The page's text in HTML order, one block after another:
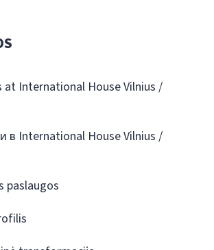
at International House Vilnius /
в International House Vilnius /
paslaugos